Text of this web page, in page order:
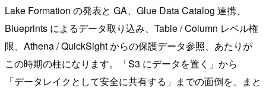
Lake Formation の発表と GA、Glue Data Catalog 連携、
Blueprints によるデータ取り込み、Table / Column レベル権
限、Athena / QuickSight からの保護データ参照、あたりが
この時期の柱になります。「S3 にデータを置く」から
「データレイクとして安全に共有する」までの面倒を、まと